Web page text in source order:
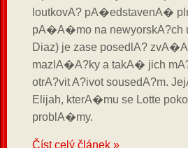
loutkovA? pA�edstavenA�
pA�A�mo na newyorskA?ch
Diaz) je zase posedlA?
mazlA�A?ky a takA� jich
otrA?vit A?ivot sousedA?m.
Elijah, kterA�mu se Lotte
problA�my.
Číst celý článek »